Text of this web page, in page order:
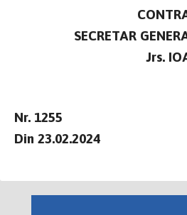
SECRETAR
Jrs.
Nr. 1255
Din 23.02.2024